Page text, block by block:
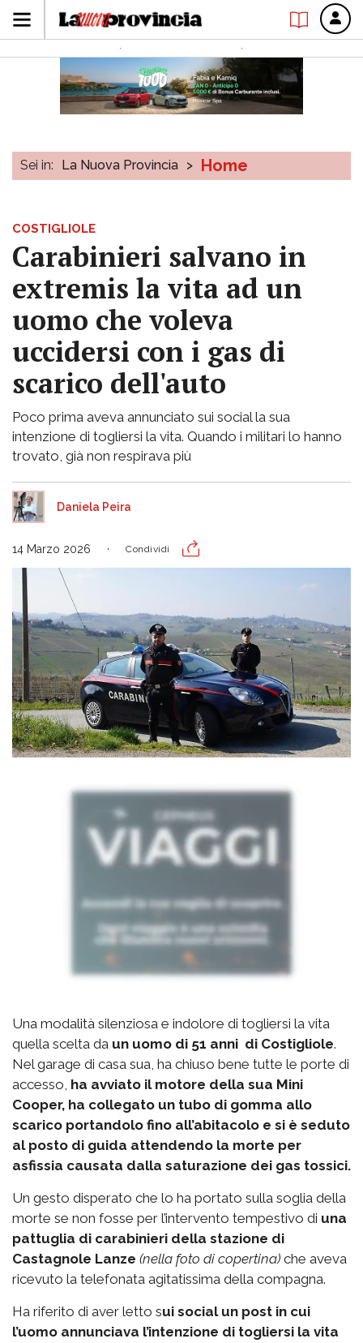
Sei in: La Nuova Provincia > Home
COSTIGLIOLE
Carabinieri salvano in
extremis la vita ad un
uomo che voleva
uccidersi con i gas di
scarico dell'auto
Poco prima aveva annunciato sui social la sua
intenzione di togliersi la vita. Quando i militari lo hanno
trovato, già non respirava più
Daniela Peira
14 Marzo 2026 Condividi
Una modalità silenziosa e indolore di togliersi la vita
quella scelta da un uomo di 51 anni di Costigliole.
Nel garage di casa sua, ha chiuso bene tutte le porte di
accesso, ha avviato il motore della sua Mini
Cooper, ha collegato un tubo di gomma allo
scarico portandolo fino all’abitacolo e si è seduto
al posto di guida attendendo la morte per
asfissia causata dalla saturazione dei gas tossici.
Un gesto disperato che lo ha portato sulla soglia della
morte se non fosse per l’intervento tempestivo di una
pattuglia di carabinieri della stazione di
Castagnole Lanze (nella foto di copertina) che aveva
ricevuto la telefonata agitatissima della compagna.
Ha riferito di aver letto sui social un post in cui
l’uomo annunciava l’intenzione di togliersi la vita